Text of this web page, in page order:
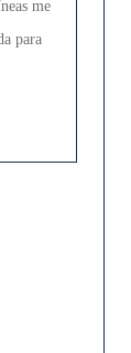
me
para